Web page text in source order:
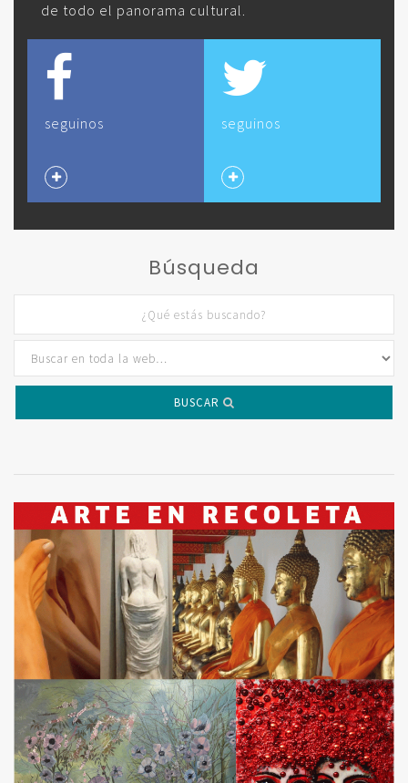
de todo el panorama cultural.
seguinos seguinos
Búsqueda
BUSCAR